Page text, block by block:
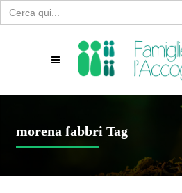
Search
for:
morena fabbri Tag